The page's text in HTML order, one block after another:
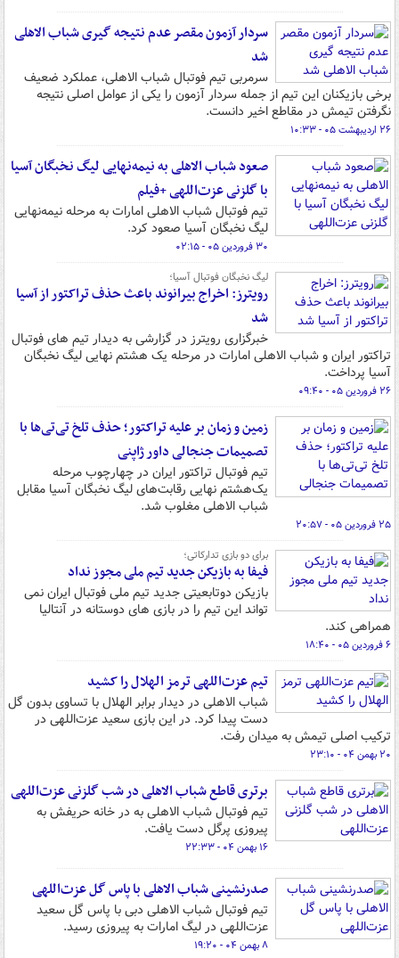
سردار آزمون مقصر عدم نتیجه گیری شباب الاهلی
شد
سرمربی تیم فوتبال شباب الاهلی، عملکرد ضعیف
برخی بازیکنان این تیم از جمله سردار آزمون را یکی از عوامل اصلی نتیجه
نگرفتن تیمش در مقاطع اخیر دانست.
۲۶ اردیبهشت ۰۵ - ۱۰:۳۳
صعود شباب الاهلی به نیمه‌نهایی لیگ نخبگان آسیا
با گلزنی عزت‌اللهی +فیلم
تیم فوتبال شباب الاهلی امارات به مرحله نیمه‌نهایی
لیگ نخبگان آسیا صعود کرد.
۳۰ فروردین ۰۵ - ۰۲:۱۵
لیگ نخبگان فوتبال آسیا؛
رویترز: اخراج بیرانوند باعث حذف تراکتور از آسیا
شد
خبرگزاری رویترز در گزارشی به دیدار تیم های فوتبال
تراکتور ایران و شباب الاهلی امارات در مرحله یک هشتم نهایی لیگ نخبگان
آسیا پرداخت.
۲۶ فروردین ۰۵ - ۰۹:۴۰
زمین‌ و زمان بر علیه تراکتور؛ حذف تلخ تی‌تی‌ها با
تصمیمات جنجالی داور ژاپنی
تیم فوتبال تراکتور ایران در چهارچوب مرحله
یک‌هشتم نهایی رقابت‌های لیگ نخبگان آسیا مقابل
شباب الاهلی مغلوب شد.
۲۵ فروردین ۰۵ - ۲۰:۵۷
برای دو بازی تدارکاتی؛
فیفا به بازیکن جدید تیم ملی مجوز نداد
بازیکن دوتابعیتی جدید تیم ملی فوتبال ایران نمی
تواند این تیم را در بازی های دوستانه در آنتالیا
همراهی ‌کند.
۶ فروردین ۰۵ - ۱۸:۴۰
تیم عزت‌اللهی ترمز الهلال را کشید
شباب الاهلی در دیدار برابر الهلال با تساوی بدون گل
دست پیدا کرد. در این بازی سعید عزت‌اللهی در
ترکیب اصلی تیمش به میدان رفت.
۲۰ بهمن ۰۴ - ۲۳:۱۰
برتری قاطع شباب الاهلی در شب گلزنی عزت‌اللهی
تیم فوتبال شباب الاهلی به در خانه حریفش به
پیروزی پرگل دست یافت.
۱۶ بهمن ۰۴ - ۲۲:۳۳
صدرنشینی شباب الاهلی با پاس گل عزت‌اللهی
تیم فوتبال شباب الاهلی دبی با پاس گل سعید
عزت‌اللهی در لیگ امارات به پیروزی رسید.
۸ بهمن ۰۴ - ۱۹:۲۰